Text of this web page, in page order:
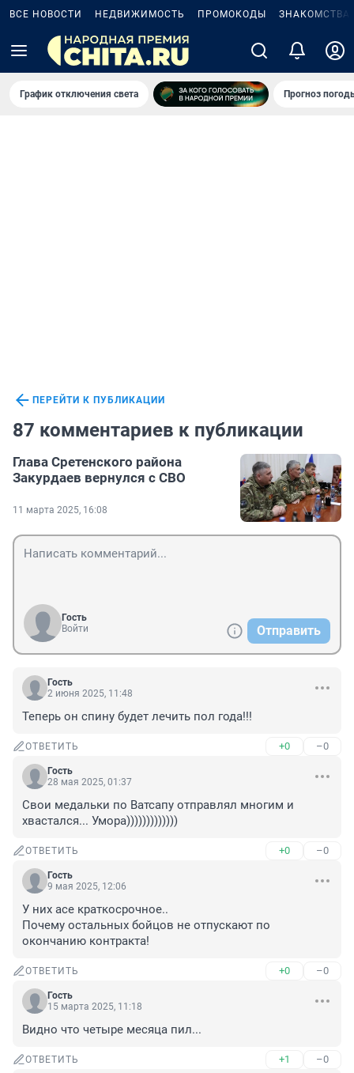
ВСЕ НОВОСТИ НЕДВИЖИМОСТЬ ПРОМОКОДЫ ЗНАКОМСТВА
График отключения света Прогноз
ПЕРЕЙТИ К ПУБЛИКАЦИИ
87 комментариев к публикации
Глава Сретенского района
Закурдаев вернулся с СВО
11 марта 2025, 16:08
Гость
Войти
Отправить
Гость
2 июня 2025, 11:48
Теперь он спину будет лечить пол года!!!
ОТВЕТИТЬ +0 –0
Гость
28 мая 2025, 01:37
Свои медальки по Ватсапу отправлял многим и
хвастался... Умора)))))))))))))
ОТВЕТИТЬ +0 –0
Гость
9 мая 2025, 12:06
У них асе краткосрочное..
Почему остальных бойцов не отпускают по
окончанию контракта!
ОТВЕТИТЬ +0 –0
Гость
15 марта 2025, 11:18
Видно что четыре месяца пил...
ОТВЕТИТЬ +1 –0